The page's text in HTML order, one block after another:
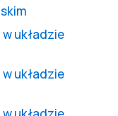
układzie
układzie